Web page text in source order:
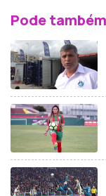
Pode